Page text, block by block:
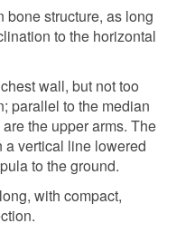
bone structure, as long
to the horizontal
wall, but not too
parallel to the median
the upper arms. The
a vertical line lowered
to the ground.
with compact,